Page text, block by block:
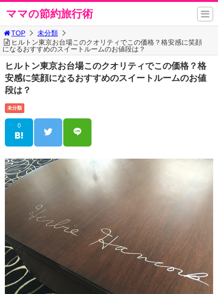
ママの節約旅行術
TOP
未分類
ヒルトン東京お台場このクオリティでこの価格？格安感に笑顔
になるおすすめのスイートルームのお値段は？
ヒルトン東京お台場このクオリティでこの価格？格
安感に笑顔になるおすすめのスイートルームのお値
段は？
未分類
0